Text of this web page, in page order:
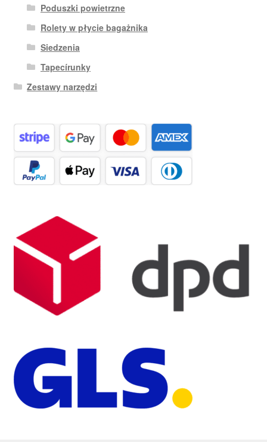
Poduszki powietrzne
Rolety w płycie bagażnika
Siedzenia
Tapecírunky
Zestawy narzędzi